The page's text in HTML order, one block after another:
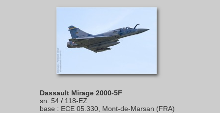
Dassault Mirage 2000-5F
sn: 54 / 118-EZ
base : ECE 05.330, Mont-de-Marsan (FRA)